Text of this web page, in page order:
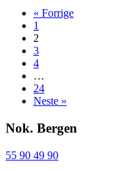
« Forrige
1
2
3
4
…
24
Neste »
Nok. Bergen
55 90 49 90